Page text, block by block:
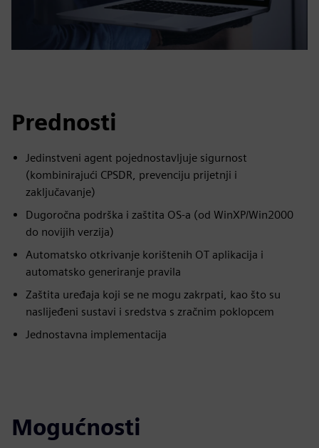
Prednosti
Jedinstveni agent pojednostavljuje sigurnost
(kombinirajući CPSDR, prevenciju prijetnji i
zaključavanje)
Dugoročna podrška i zaštita OS-a (od WinXP/Win2000
do novijih verzija)
Automatsko otkrivanje korištenih OT aplikacija i
automatsko generiranje pravila
Zaštita uređaja koji se ne mogu zakrpati, kao što su
naslijeđeni sustavi i sredstva s zračnim poklopcem
Jednostavna implementacija
Mogućnosti